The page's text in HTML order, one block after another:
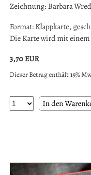
Zeichnung: Barbara
Format: Klappkarte,
Die Karte wird mit
3,70EUR
Dieser Betrag enthält 19%